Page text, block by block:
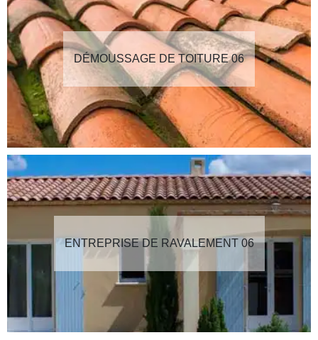
DÉMOUSSAGE DE TOITURE 06
ENTREPRISE DE RAVALEMENT 06